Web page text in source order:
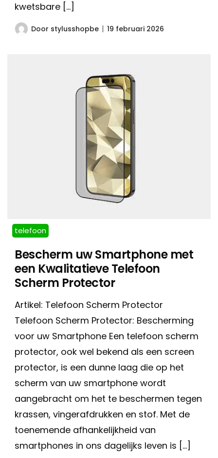
kwetsbare […]
Door stylusshopbe 19 februari 2026
telefoon
Bescherm uw Smartphone met
een Kwalitatieve Telefoon
Scherm Protector
Artikel: Telefoon Scherm Protector
Telefoon Scherm Protector: Bescherming
voor uw Smartphone Een telefoon scherm
protector, ook wel bekend als een screen
protector, is een dunne laag die op het
scherm van uw smartphone wordt
aangebracht om het te beschermen tegen
krassen, vingerafdrukken en stof. Met de
toenemende afhankelijkheid van
smartphones in ons dagelijks leven is […]